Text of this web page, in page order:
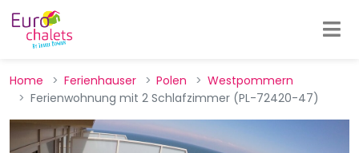
Home Ferienhauser Polen
Westpommern
Ferienwohnung mit 2 Schlafzimmer (PL-72420-47)